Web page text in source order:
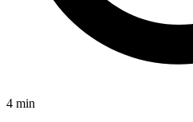
4 min